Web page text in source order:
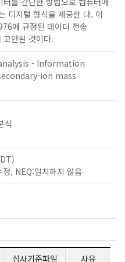
디지털 형식을 제공한 다. 이
에 규정된 데이터 전송
고안된 것이다.
- Information
ion mass
석
, NEQ:일치하지 않음
심사기준파일 사유